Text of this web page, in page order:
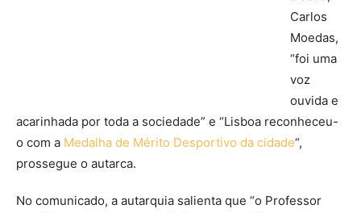
Carlos
Moedas,
“foi uma
voz
ouvida e
acarinhada por toda a sociedade” e “Lisboa reconheceu-
o com a Medalha de Mérito Desportivo da cidade“,
prossegue o autarca.
No comunicado, a autarquia salienta que “o Professor